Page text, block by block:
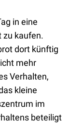
in eine
zu kaufen.
dort künftig
mehr
Verhalten,
kleine
im
beteiligt